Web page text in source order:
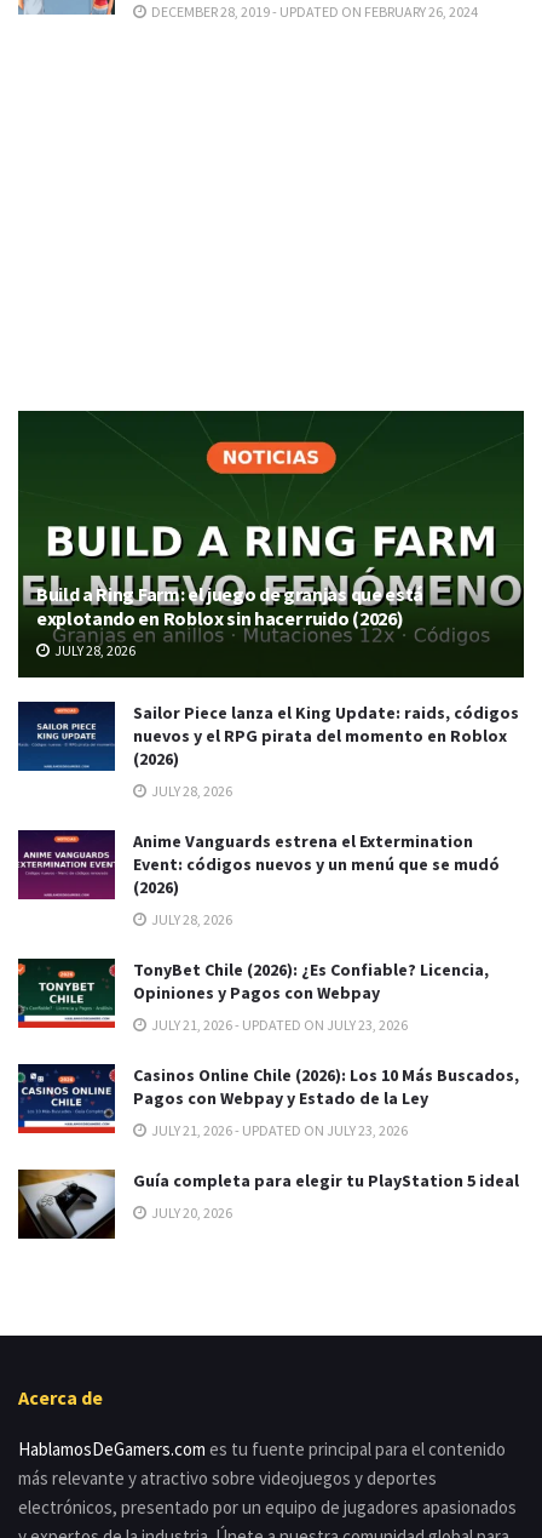
DECEMBER 28, 2019 - UPDATED ON FEBRUARY 26, 2024
Build a Ring Farm: el juego de granjas que está
explotando en Roblox sin hacer ruido (2026)
JULY 28, 2026
Sailor Piece lanza el King Update: raids, códigos
nuevos y el RPG pirata del momento en Roblox
(2026)
JULY 28, 2026
Anime Vanguards estrena el Extermination
Event: códigos nuevos y un menú que se mudó
(2026)
JULY 28, 2026
TonyBet Chile (2026): ¿Es Confiable? Licencia,
Opiniones y Pagos con Webpay
JULY 21, 2026 - UPDATED ON JULY 23, 2026
Casinos Online Chile (2026): Los 10 Más Buscados,
Pagos con Webpay y Estado de la Ley
JULY 21, 2026 - UPDATED ON JULY 23, 2026
Guía completa para elegir tu PlayStation 5 ideal
JULY 20, 2026
Acerca de
HablamosDeGamers.com es tu fuente principal para el contenido
más relevante y atractivo sobre videojuegos y deportes
electrónicos, presentado por un equipo de jugadores apasionados